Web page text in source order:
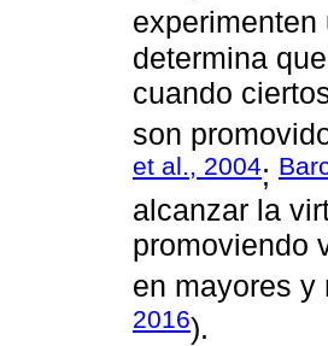
determina
cuando
son
et al., 2004;
alcanzar la
promoviendo
en mayores y
2016).